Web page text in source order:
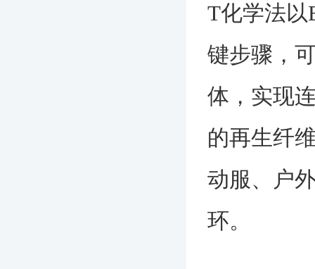
T化学法以
键步骤，
体，实现
的再生纤
动服、户
环。